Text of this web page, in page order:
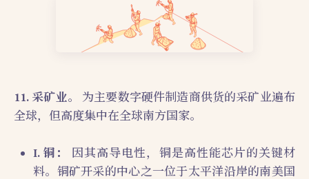
11. 采矿业。
为主要数字硬件制造商供货的采矿业遍布
全球，但高度集中在全球南方国家。
I. 铜：
因其高导电性，铜是高性能芯片的关键材
料。铜矿开采的中心之一位于太平洋沿岸的南美国